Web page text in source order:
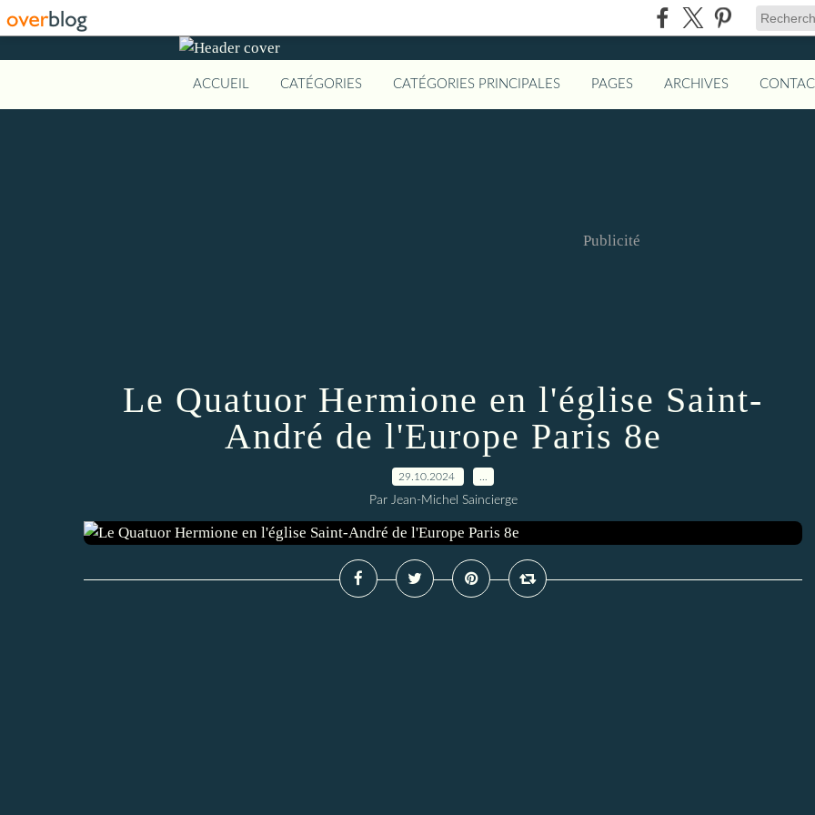
ACCUEIL CATÉGORIES CATÉGORIES PRINCIPALES PAGES ARCHIVES
Publicité
Le Quatuor Hermione en l'église Saint-
André de l'Europe Paris 8e
29.10.2024
Par Jean-Michel Saincierge